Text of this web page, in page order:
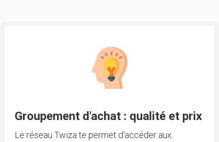
Groupement d'achat : qualité et prix
Le réseau Twiza te permet d'accéder aux